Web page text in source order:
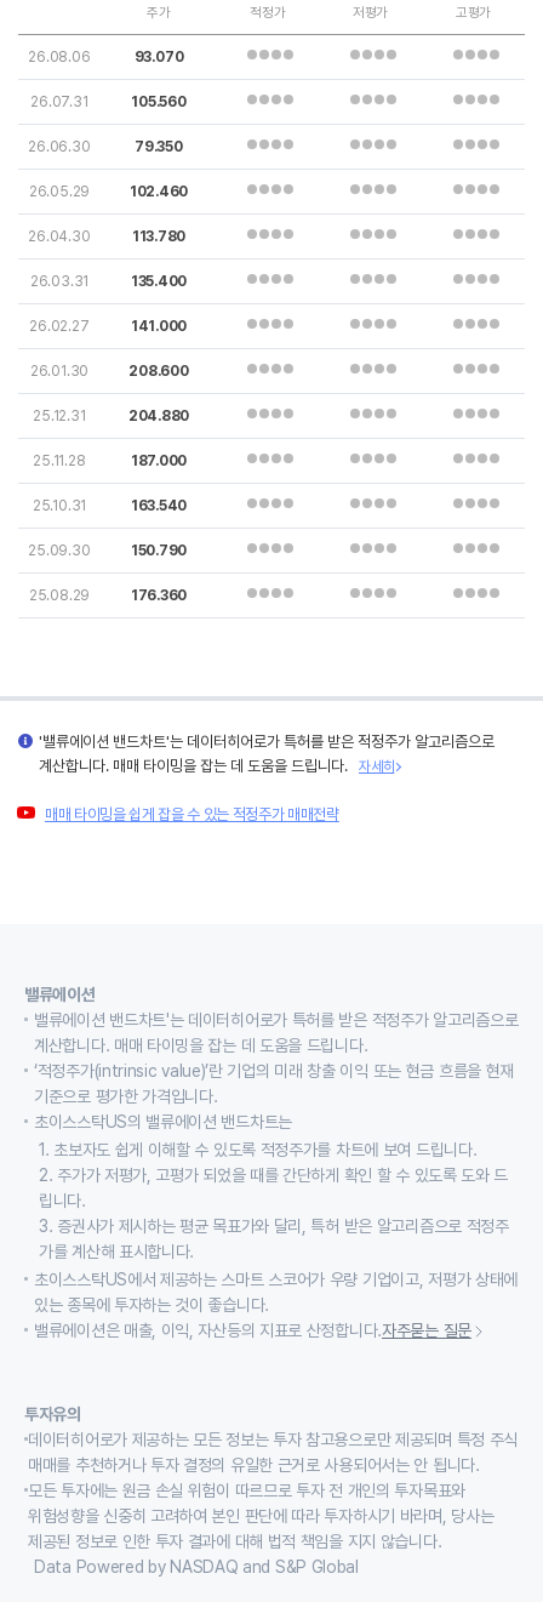
주가 적정가 저평가 고평가
26.08.06 93.070
26.07.31 105.560
26.06.30 79.350
26.05.29 102.460
26.04.30 113.780
26.03.31 135.400
26.02.27 141.000
26.01.30 208.600
25.12.31 204.880
25.11.28 187.000
25.10.31 163.540
25.09.30 150.790
25.08.29 176.360
'밸류에이션 밴드차트'는 데이터히어로가 특허를 받은 적정주가 알고리즘으로
계산합니다. 매매 타이밍을 잡는 데 도움을 드립니다.
자세히
매매 타이밍을 쉽게 잡을 수 있는 적정주가 매매전략
밸류에이션
밸류에이션 밴드차트'는 데이터히어로가 특허를 받은 적정주가 알고리즘으로
계산합니다. 매매 타이밍을 잡는 데 도움을 드립니다.
‘적정주가(intrinsic value)’란 기업의 미래 창출 이익 또는 현금 흐름을 현재
기준으로 평가한 가격입니다.
초이스스탁US의 밸류에이션 밴드차트는
1. 초보자도 쉽게 이해할 수 있도록 적정주가를 차트에 보여 드립니다.
2. 주가가 저평가, 고평가 되었을 때를 간단하게 확인 할 수 있도록 도와 드
립니다.
3. 증권사가 제시하는 평균 목표가와 달리, 특허 받은 알고리즘으로 적정주
가를 계산해 표시합니다.
초이스스탁US에서 제공하는 스마트 스코어가 우량 기업이고, 저평가 상태에
있는 종목에 투자하는 것이 좋습니다.
밸류에이션은 매출, 이익, 자산등의 지표로 산정합니다.자주묻는 질문
투자유의
데이터히어로가 제공하는 모든 정보는 투자 참고용으로만 제공되며 특정 주식
매매를 추천하거나 투자 결정의 유일한 근거로 사용되어서는 안 됩니다.
모든 투자에는 원금 손실 위험이 따르므로 투자 전 개인의 투자목표와
위험성향을 신중히 고려하여 본인 판단에 따라 투자하시기 바라며, 당사는
제공된 정보로 인한 투자 결과에 대해 법적 책임을 지지 않습니다.
Data Powered by NASDAQ and S&P Global